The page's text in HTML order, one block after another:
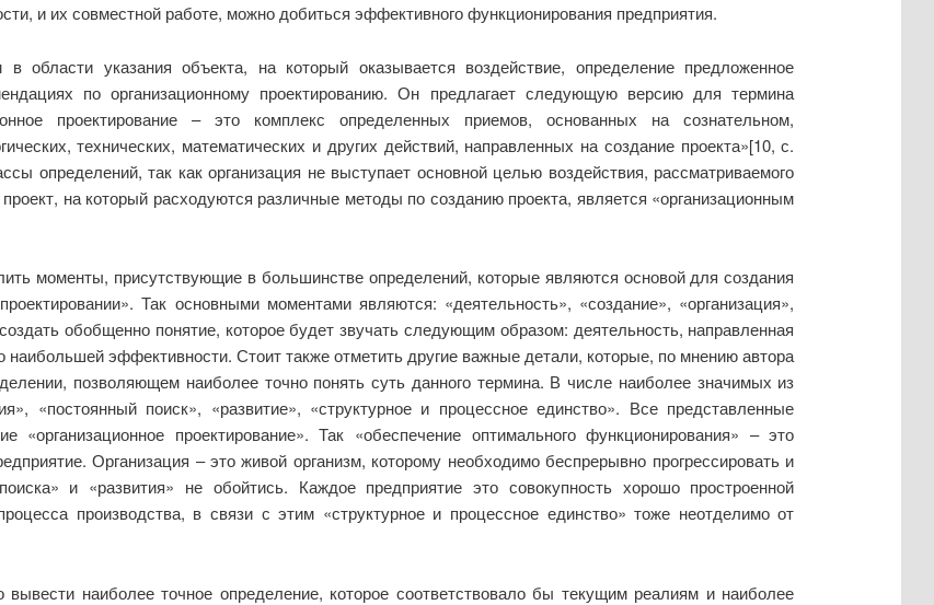
и их совместной работе, можно добиться эффективного функционирования предприятия.
области указания объекта, на который оказывается воздействие, определение предложенное
по организационному проектированию. Он предлагает следующую версию для термина
проектирование – это комплекс определенных приемов, основанных на сознательном,
технических, математических и других действий, направленных на создание проекта»[10, с.
определений, так как организация не выступает основной целью воздействия, рассматриваемого
на который расходуются различные методы по созданию проекта, является «организационным
моменты, присутствующие в большинстве определений, которые являются основой для создания
Так основными моментами являются: «деятельность», «создание», «организация»,
обобщенно понятие, которое будет звучать следующим образом: деятельность, направленная
наибольшей эффективности. Стоит также отметить другие важные детали, которые, по мнению автора
позволяющем наиболее точно понять суть данного термина. В числе наиболее значимых из
«постоянный поиск», «развитие», «структурное и процессное единство». Все представленные
проектирование». Так «обеспечение оптимального функционирования» – это
Организация – это живой организм, которому необходимо беспрерывно прогрессировать и
и «развития» не обойтись. Каждое предприятие это совокупность хорошо простроенной
производства, в связи с этим «структурное и процессное единство» тоже неотделимо от
наиболее точное определение, которое соответствовало бы текущим реалиям и наиболее